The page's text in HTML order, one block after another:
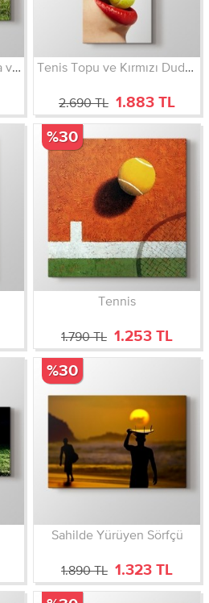
2.690 TL 1.883 TL
Tennis
1.790 TL 1.253 TL
%30
Sahilde Yürüyen Sörfçü
1.890 TL 1.323 TL
%30